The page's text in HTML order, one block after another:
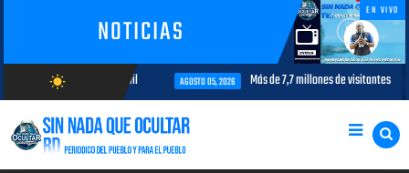
NOTICIAS
EN VIVO
wb_sunny
AGOSTO/10/2026
para la aviación civil AGOSTO 05, 2026 Más de 7,7 millones de visitantes